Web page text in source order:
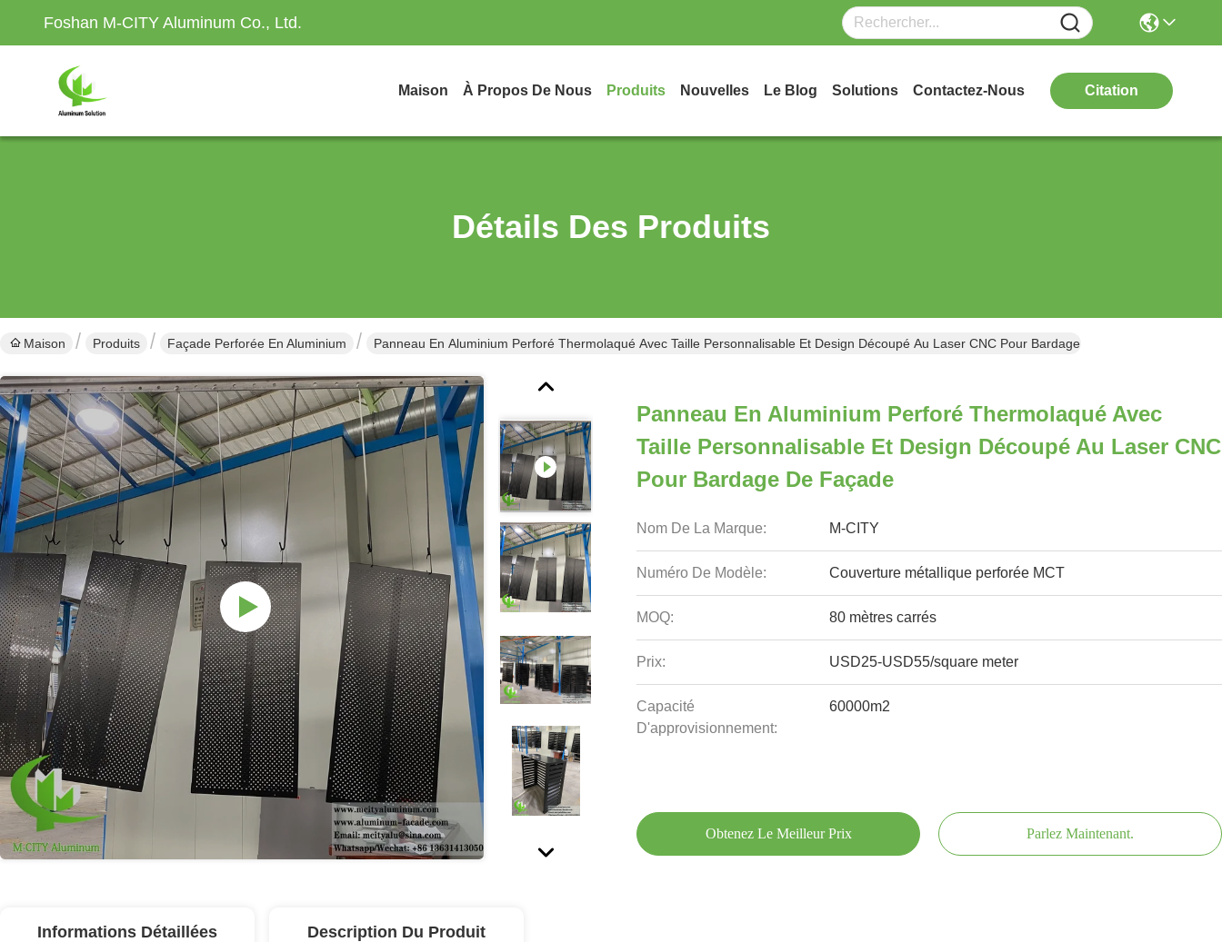
Foshan M-CITY Aluminum Co., Ltd.
Maison À Propos De Nous Produits Nouvelles Le Blog Solutions Contactez-Nous Citation
Détails Des Produits
Maison Produits Façade Perforée En Aluminium Panneau En Aluminium Perforé Thermolaqué Avec Taille Personnalisable Et Design Découpé Au Laser CNC Pour Bardage De Façade
Panneau En Aluminium Perforé Thermolaqué Avec
Taille Personnalisable Et Design Découpé Au Laser CNC
Pour Bardage De Façade
Nom De La Marque: M-CITY
Numéro De Modèle: Couverture métallique perforée MCT
MOQ: 80 mètres carrés
Prix: USD25-USD55/square meter
Capacité
D'approvisionnement:
60000m2
Obtenez Le Meilleur Prix Parlez Maintenant.
Informations Détaillées Description Du Produit